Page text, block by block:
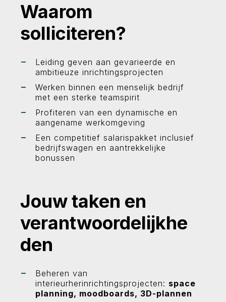
Waarom
solliciteren?
Leiding geven aan gevarieerde en
ambitieuze inrichtingsprojecten
Werken binnen een menselijk bedrijf
met een sterke teamspirit
Profiteren van een dynamische en
aangename werkomgeving
Een competitief salarispakket inclusief
bedrijfswagen en aantrekkelijke
bonussen
Jouw taken en
verantwoordelijkhe
den
Beheren van
interieurherinrichtingsprojecten: space
planning, moodboards, 3D-plannen